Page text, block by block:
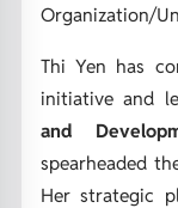
Organization/
Thi Yen has
initiative and
and
spearheaded
Her strategic